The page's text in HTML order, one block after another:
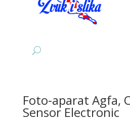
Foto-aparat Agfa,
Sensor Electronic